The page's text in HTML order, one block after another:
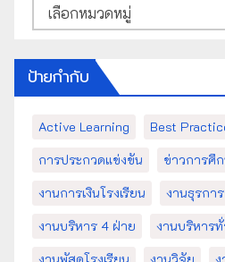
หมวด
หมู่
ป้ายกำกับ
Active Learning Best
การประกวดแข่งขัน
ข่าวการศึ
งานการเงินโรงเรียน
งานธุรกา
งานบริหาร 4 ฝ่าย
งานบริหารทั่